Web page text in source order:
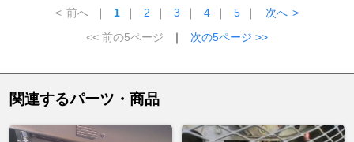
< 前へ ｜ 1 ｜ 2 ｜ 3 ｜ 4 ｜ 5 ｜ 次へ >
<< 前の5ページ
｜ 次の5ページ >>
関連するパーツ・商品